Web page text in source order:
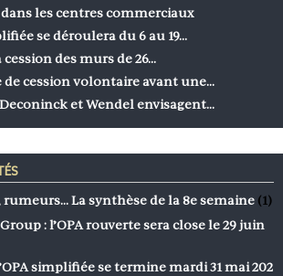
les centres commerciaux
se déroulera du 6 au 19…
des murs de 26…
de cession volontaire avant une…
et Wendel envisagent…
rumeurs… La synthèse de la 8e semaine (1)
: l’OPA rouverte sera close le 29 juin
simplifiée se termine mardi 31 mai 202